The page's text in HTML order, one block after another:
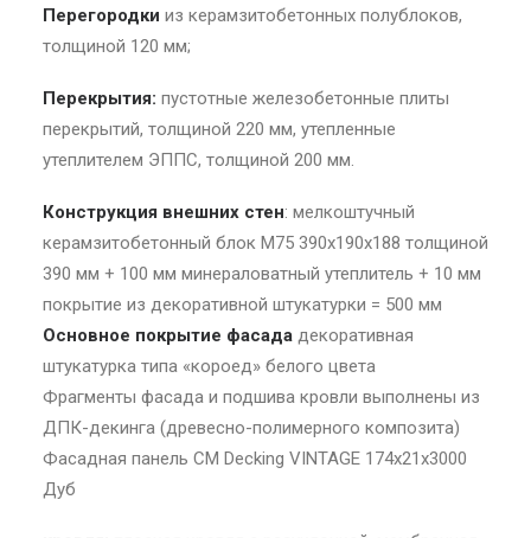
Перегородки из керамзитобетонных полублоков,
толщиной 120 мм;
Перекрытия: пустотные железобетонные плиты
перекрытий, толщиной 220 мм, утепленные
утеплителем ЭППС, толщиной 200 мм.
Конструкция внешних стен: мелкоштучный
керамзитобетонный блок М75 390х190х188 толщиной
390 мм + 100 мм минераловатный утеплитель + 10 мм
покрытие из декоративной штукатурки = 500 мм
Основное покрытие фасада декоративная
штукатурка типа «короед» белого цвета
Фрагменты фасада и подшива кровли выполнены из
ДПК-декинга (древесно-полимерного композита)
Фасадная панель CM Decking VINTAGE 174х21х3000
Дуб